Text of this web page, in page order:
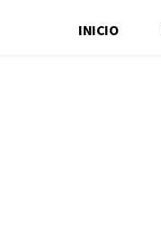
INICIO